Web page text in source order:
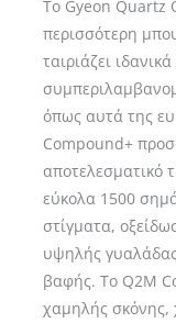
Το Gyeon Quartz
περισσότερη
ταιριάζει
όπως αυτά της
Compound+
αποτελεσματικό
εύκολα 1500
στίγματα,
υψηλής
βαφής. Το Q2M
χαμηλής σκόνης,